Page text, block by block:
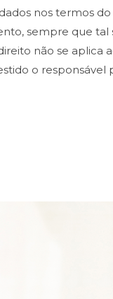
nos termos
sempre que tal
não se
o responsável